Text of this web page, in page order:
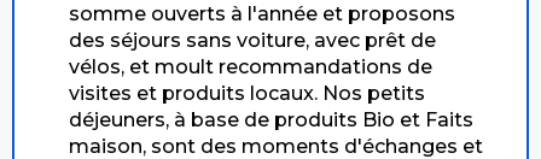
somme ouverts à l'année et proposons
des séjours sans voiture, avec prêt de
vélos, et moult recommandations de
visites et produits locaux. Nos petits
déjeuners, à base de produits Bio et Faits
maison, sont des moments d'échanges et